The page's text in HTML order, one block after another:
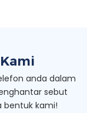
anda dalam
sebut
bentuk kami!